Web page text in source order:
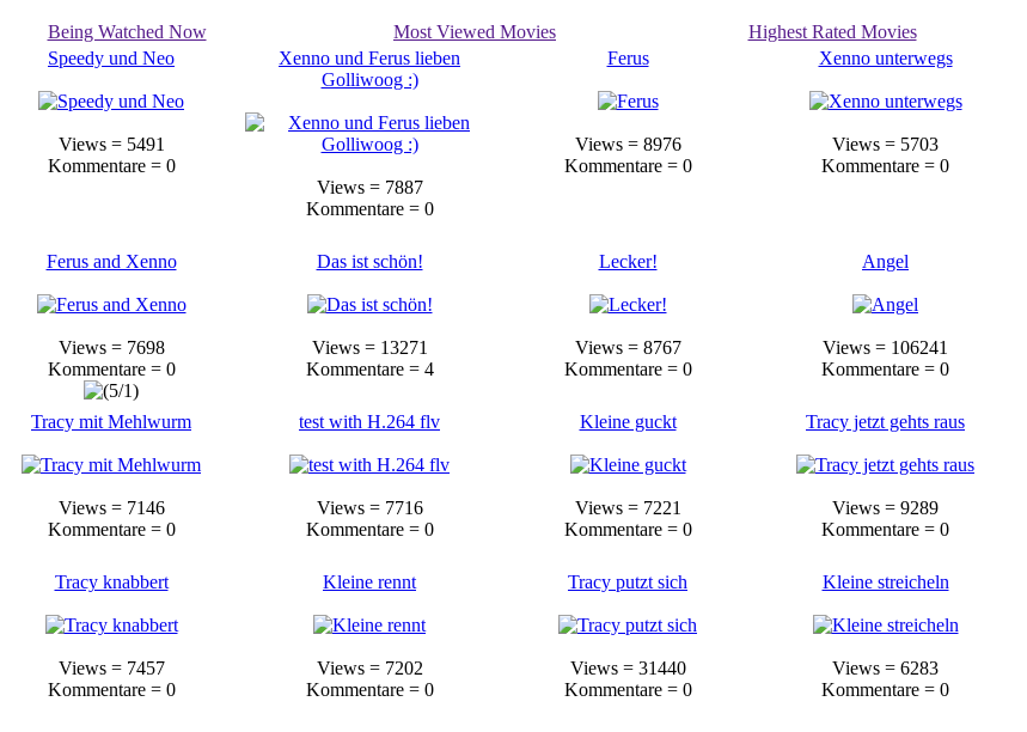
Being Watched Now Most Viewed Movies
Highest Rated Movies
Speedy und Neo
Views = 5491
Kommentare = 0
Xenno und Ferus lieben
Golliwoog :)
Views = 7887
Kommentare = 0
Ferus
Views = 8976
Kommentare = 0
Xenno unterwegs
Views = 5703
Kommentare = 0
Ferus and Xenno
Views = 7698
Kommentare = 0
Das ist schön!
Views = 13271
Kommentare = 4
Lecker!
Views = 8767
Kommentare = 0
Angel
Views = 106241
Kommentare = 0
Tracy mit Mehlwurm
Views = 7146
Kommentare = 0
test with H.264 flv
Views = 7716
Kommentare = 0
Kleine guckt
Views = 7221
Kommentare = 0
Tracy jetzt gehts raus
Views = 9289
Kommentare = 0
Tracy knabbert
Views = 7457
Kommentare = 0
Kleine rennt
Views = 7202
Kommentare = 0
Tracy putzt sich
Views = 31440
Kommentare = 0
Kleine streicheln
Views = 6283
Kommentare = 0